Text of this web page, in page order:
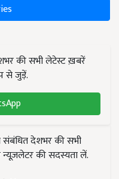
की सभी लेटेस्ट ख़बरें
से जुड़ें.
देशभर की सभी
की सदस्यता लें.